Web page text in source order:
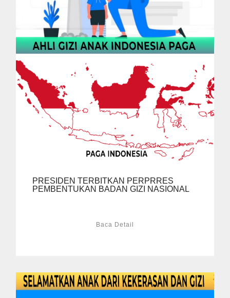
PRESIDEN TERBITKAN PERPRRES
PEMBENTUKAN BADAN GIZI NASIONAL
Baca Detail